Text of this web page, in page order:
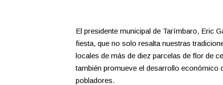
El presidente municipal de Tarímbaro, Eric
fiesta, que no solo resalta nuestras
locales de más de diez parcelas de flor de
también promueve el desarrollo económico
pobladores.